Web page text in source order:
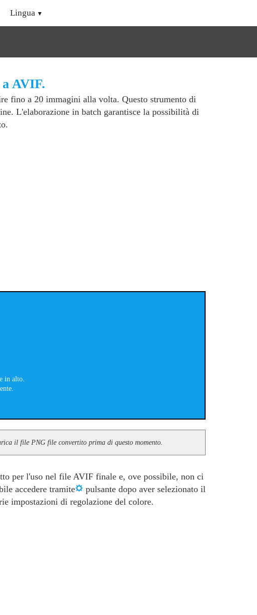
Lingua
AVIF.
fino a 20 immagini alla volta. Questo strumento di
L'elaborazione in batch garantisce la possibilità di
in alto.
il file PNG file convertito prima di questo momento.
per l'uso nel file AVIF finale e, ove possibile, non ci
accedere tramite
pulsante dopo aver selezionato il
impostazioni di regolazione del colore.